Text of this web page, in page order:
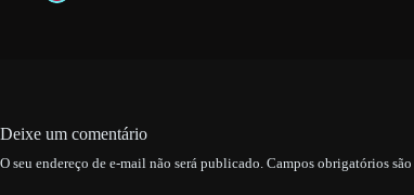
Deixe um comentário
O seu endereço de e-mail não será publicado. Campos obrigatórios